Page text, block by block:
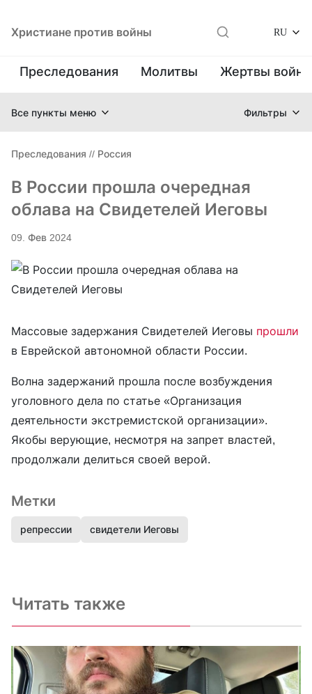
Христиане против войны RU
Преследования Молитвы Жертвы
Все пункты меню Фильтры
Преследования // Россия
В России прошла очередная
облава на Свидетелей Иеговы
09. Фев 2024
Массовые задержания Свидетелей Иеговы прошли
в Еврейской автономной области России.
Волна задержаний прошла после возбуждения
уголовного дела по статье «Организация
деятельности экстремистской организации».
Якобы верующие, несмотря на запрет властей,
продолжали делиться своей верой.
Метки
репрессии свидетели Иеговы
Читать также